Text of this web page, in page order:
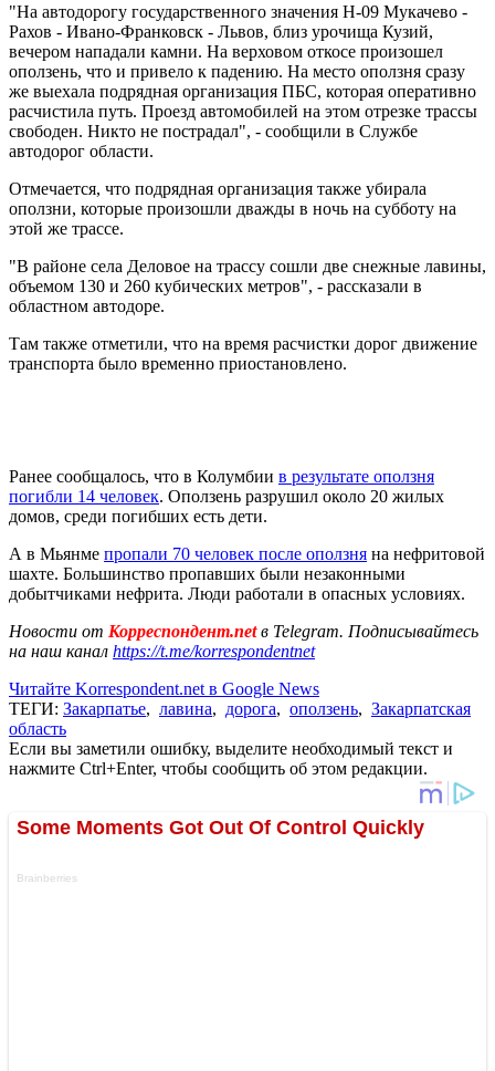
"На автодорогу государственного значения Н-09 Мукачево -
Рахов - Ивано-Франковск - Львов, близ урочища Кузий,
вечером нападали камни. На верховом откосе произошел
оползень, что и привело к падению. На место оползня сразу
же выехала подрядная организация ПБС, которая оперативно
расчистила путь. Проезд автомобилей на этом отрезке трассы
свободен. Никто не пострадал", - сообщили в Службе
автодорог области.
Отмечается, что подрядная организация также убирала
оползни, которые произошли дважды в ночь на субботу на
этой же трассе.
"В районе села Деловое на трассу сошли две снежные лавины,
объемом 130 и 260 кубических метров", - рассказали в
областном автодоре.
Там также отметили, что на время расчистки дорог движение
транспорта было временно приостановлено.
Ранее сообщалось, что в Колумбии в результате оползня
погибли 14 человек. Оползень разрушил около 20 жилых
домов, среди погибших есть дети.
А в Мьянме пропали 70 человек после оползня на нефритовой
шахте. Большинство пропавших были незаконными
добытчиками нефрита. Люди работали в опасных условиях.
Новости от Корреспондент.netв Telegram. Подписывайтесь
на наш канал https://t.me/korrespondentnet
Читайте Korrespondent.net в Google News
ТЕГИ: Закарпатье, лавина, дорога, оползень, Закарпатская
область
Если вы заметили ошибку, выделите необходимый текст и
нажмите Ctrl+Enter, чтобы сообщить об этом редакции.